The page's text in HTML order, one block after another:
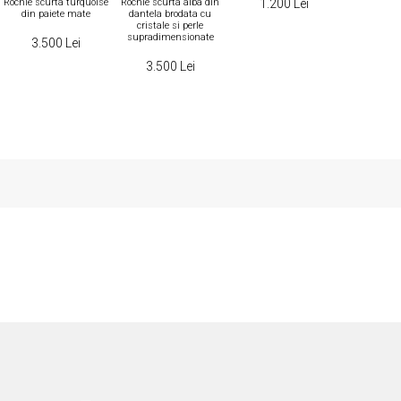
din paiete mate
3.500 Lei
dantela brodata cu
cristale si perle
supradimensionate
3.500 Lei
1.200 Lei